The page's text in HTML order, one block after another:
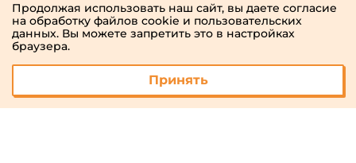
Продолжая использовать наш сайт, вы даете согласие
на обработку файлов cookie и пользовательских
данных. Вы можете запретить это в настройках
браузера.
Принять